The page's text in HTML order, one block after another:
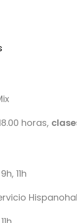
horas,
9h, 11h